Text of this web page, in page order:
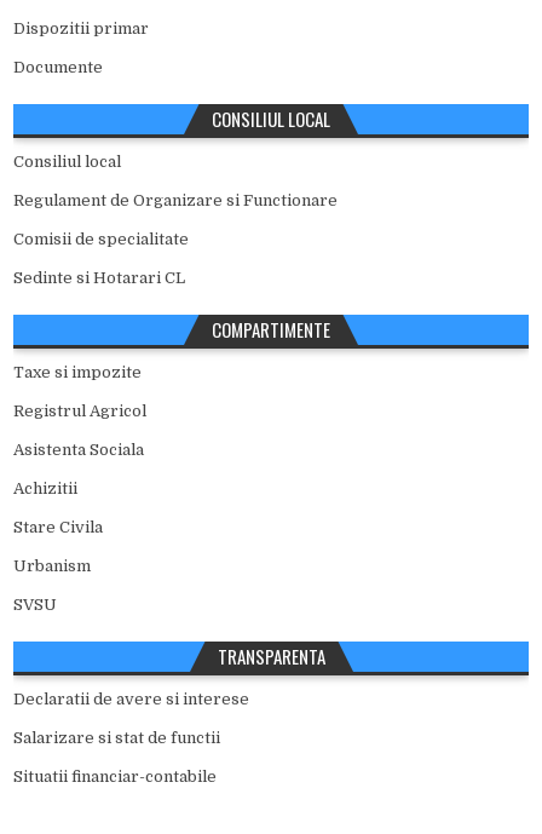
Dispozitii primar
Documente
CONSILIUL LOCAL
Consiliul local
Regulament de Organizare si Functionare
Comisii de specialitate
Sedinte si Hotarari CL
COMPARTIMENTE
Taxe si impozite
Registrul Agricol
Asistenta Sociala
Achizitii
Stare Civila
Urbanism
SVSU
TRANSPARENTA
Declaratii de avere si interese
Salarizare si stat de functii
Situatii financiar-contabile